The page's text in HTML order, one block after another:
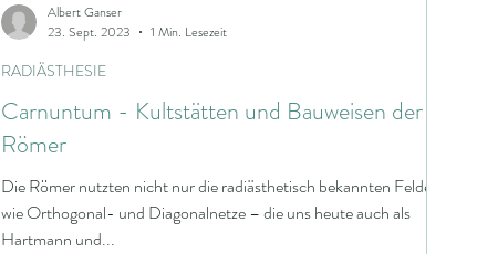
Carnuntum - Kultstätten und Bauweisen der
Römer
Die Römer nutzten nicht nur die radiästhetisch bekannten Felder,
wie Orthogonal- und Diagonalnetze – die uns heute auch als
Hartmann und...
RADIÄSTHESIE
Albert Ganser
23. Sept. 2023
1 Min. Lesezeit